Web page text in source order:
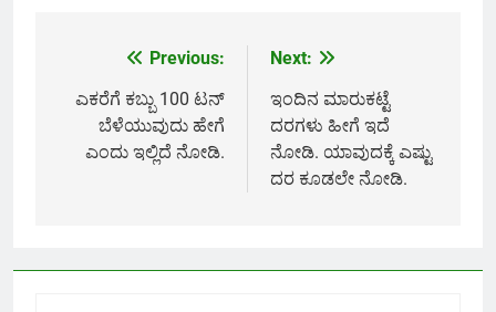
navigation
Previous:
ಎಕರೆಗೆ ಕಬ್ಬು 100 ಟನ್
ಬೆಳೆಯುವುದು ಹೇಗೆ
ಎಂದು ಇಲ್ಲಿದೆ ನೋಡಿ.
Next:
ಇಂದಿನ ಮಾರುಕಟ್ಟೆ
ದರಗಳು ಹೀಗೆ ಇದೆ
ನೋಡಿ. ಯಾವುದಕ್ಕೆ ಎಷ್ಟು
ದರ ಕೂಡಲೇ ನೋಡಿ.